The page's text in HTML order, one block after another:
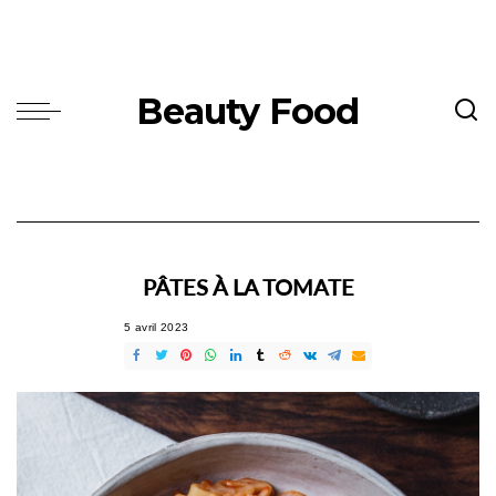
Beauty Food
PÂTES À LA TOMATE
5 avril 2023